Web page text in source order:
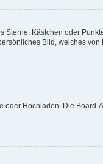
Sterne, Kästchen oder
Bild, welches von
oder Hochladen. Die